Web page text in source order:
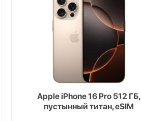
Apple iPhone 16 Pro 512 ГБ,
пустынный титан, eSIM